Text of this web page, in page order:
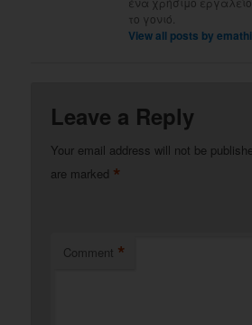
το γονιό.
View all posts by
Leave a Reply
Your email address will not be
are marked *
Comment *